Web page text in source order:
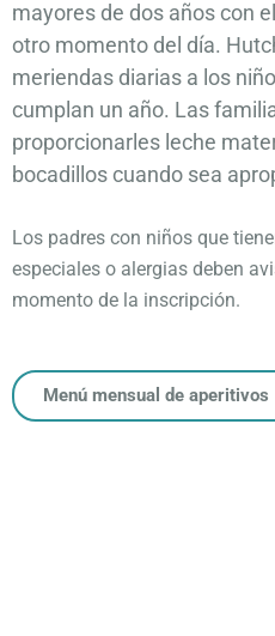
mayores de dos años con
otro momento del día.
meriendas diarias a los
cumplan un año. Las
proporcionarles leche
bocadillos cuando sea
Los padres con niños que
especiales o alergias deben
momento de la inscripción.
Menú mensual de aperitivos